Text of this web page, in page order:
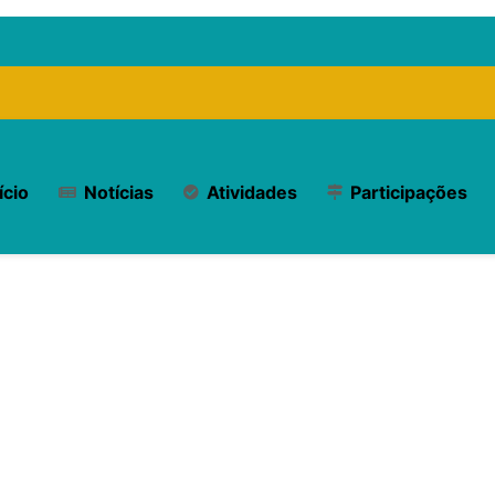
Notícias Atividades Participações